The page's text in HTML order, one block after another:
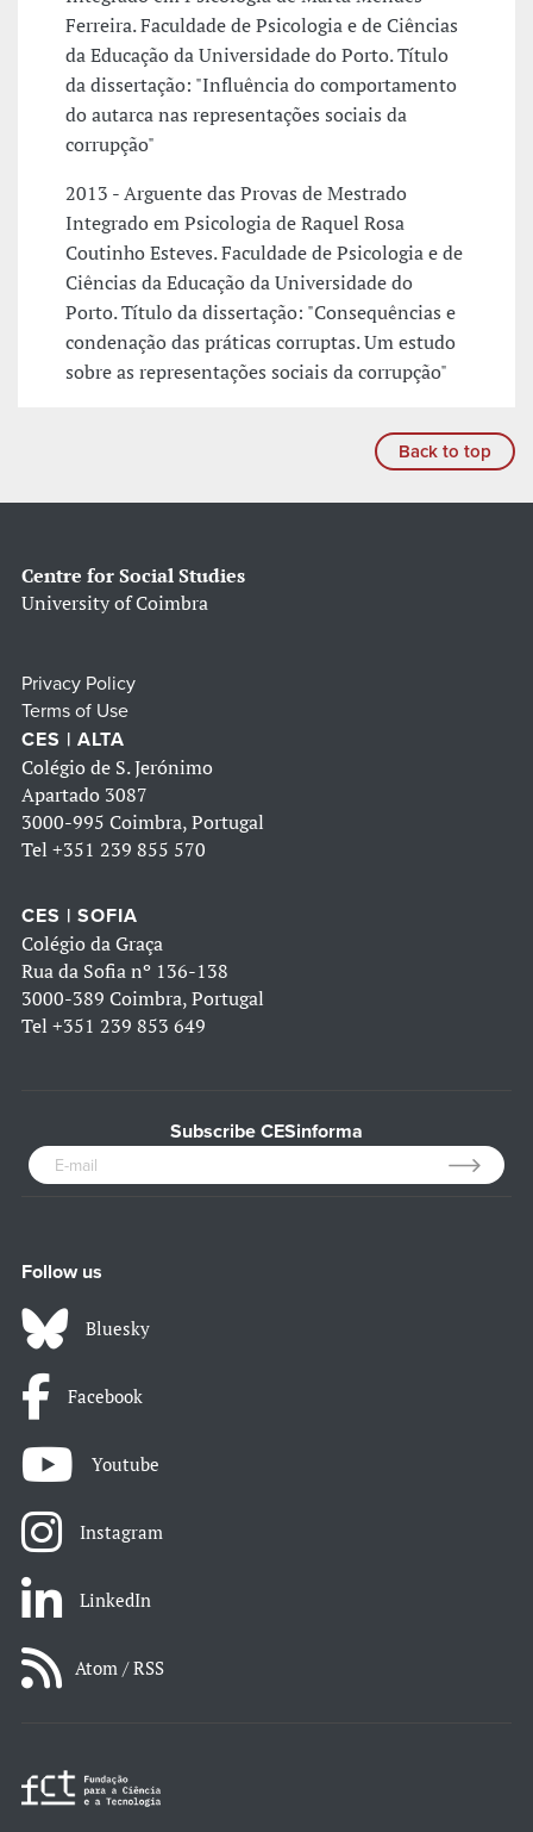
Ferreira. Faculdade de Psicologia e de Ciências
da Educação da Universidade do Porto. Título
da dissertação: "Influência do comportamento
do autarca nas representações sociais da
corrupção"
2013 - Arguente das Provas de Mestrado
Integrado em Psicologia de Raquel Rosa
Coutinho Esteves. Faculdade de Psicologia e de
Ciências da Educação da Universidade do
Porto. Título da dissertação: "Consequências e
condenação das práticas corruptas. Um estudo
sobre as representações sociais da corrupção"
Back to top
Centre for Social Studies
University of Coimbra
Privacy Policy
Terms of Use
CES | ALTA
Colégio de S. Jerónimo
Apartado 3087
3000-995 Coimbra, Portugal
Tel +351 239 855 570
CES | SOFIA
Colégio da Graça
Rua da Sofia nº 136-138
3000-389 Coimbra, Portugal
Tel +351 239 853 649
Subscribe CESinforma
Follow us
Bluesky
Facebook
Youtube
Instagram
LinkedIn
Atom / RSS